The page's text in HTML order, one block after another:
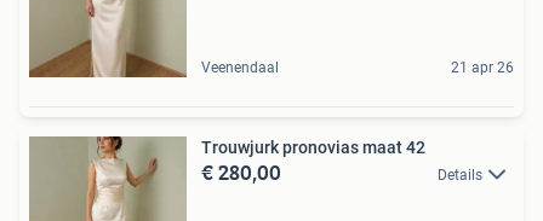
Veenendaal 21 apr 26
Trouwjurk pronovias maat 42
€ 280,00 Details